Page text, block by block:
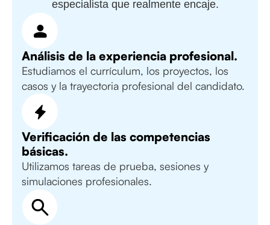
especialista que realmente encaje.
Análisis de la experiencia profesional.
Estudiamos el currículum, los proyectos, los
casos y la trayectoria profesional del candidato.
Verificación de las competencias
básicas.
Utilizamos tareas de prueba, sesiones y
simulaciones profesionales.